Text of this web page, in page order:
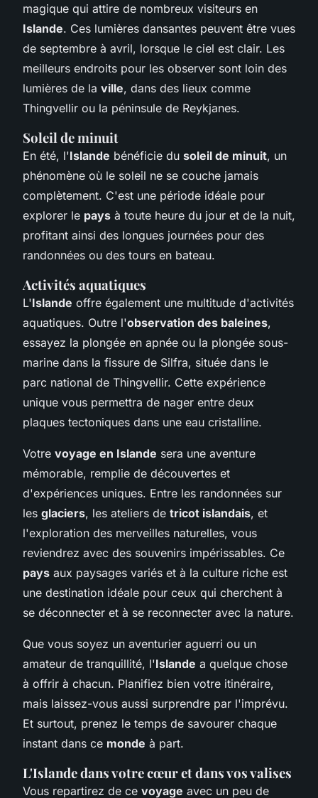
magique qui attire de nombreux visiteurs en
Islande. Ces lumières dansantes peuvent être vues
de septembre à avril, lorsque le ciel est clair. Les
meilleurs endroits pour les observer sont loin des
lumières de la ville, dans des lieux comme
Thingvellir ou la péninsule de Reykjanes.
Soleil de minuit
En été, l'Islande bénéficie du soleil de minuit, un
phénomène où le soleil ne se couche jamais
complètement. C'est une période idéale pour
explorer le pays à toute heure du jour et de la nuit,
profitant ainsi des longues journées pour des
randonnées ou des tours en bateau.
Activités aquatiques
L'Islande offre également une multitude d'activités
aquatiques. Outre l'observation des baleines,
essayez la plongée en apnée ou la plongée sous-
marine dans la fissure de Silfra, située dans le
parc national de Thingvellir. Cette expérience
unique vous permettra de nager entre deux
plaques tectoniques dans une eau cristalline.
Votre voyage en Islande sera une aventure
mémorable, remplie de découvertes et
d'expériences uniques. Entre les randonnées sur
les glaciers, les ateliers de tricot islandais, et
l'exploration des merveilles naturelles, vous
reviendrez avec des souvenirs impérissables. Ce
pays aux paysages variés et à la culture riche est
une destination idéale pour ceux qui cherchent à
se déconnecter et à se reconnecter avec la nature.
Que vous soyez un aventurier aguerri ou un
amateur de tranquillité, l'Islande a quelque chose
à offrir à chacun. Planifiez bien votre itinéraire,
mais laissez-vous aussi surprendre par l'imprévu.
Et surtout, prenez le temps de savourer chaque
instant dans ce monde à part.
L'Islande dans votre cœur et dans vos valises
Vous repartirez de ce voyage avec un peu de